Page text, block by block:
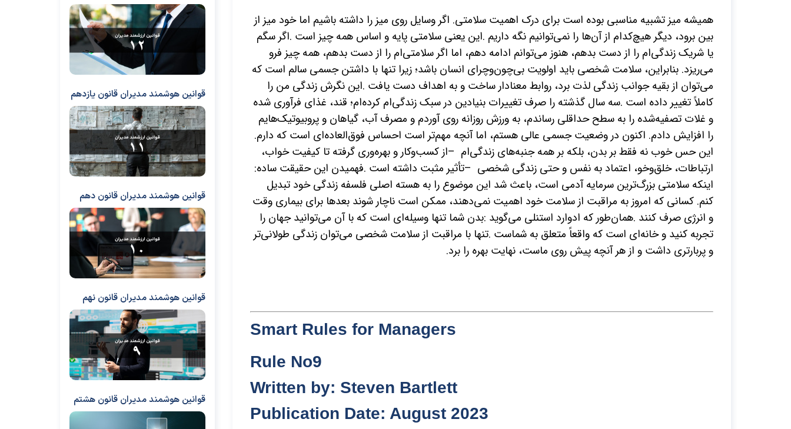
همیشه میز تشبیه مناسبی بوده است برای درک اهمیت سلامتی. اگر وسایل روی میز را داشته باشیم اما خود میز از
بین برود، دیگر هیچ‌کدام از آن‌ها را نمی‌توانیم نگه داریم .این یعنی سلامتی پایه و اساس همه چیز است .اگر سگم
یا شریک زندگی‌ام را از دست بدهم، هنوز می‌توانم ادامه دهم، اما اگر سلامتی‌ام را از دست بدهم، همه چیز فرو
می‌ریزد. بنابراین، سلامت شخصی باید اولویت بی‌چون‌وچرای انسان باشد؛ زیرا تنها با داشتن جسمی سالم است که
می‌توان از بقیه جوانب زندگی لذت برد، روابط معنادار ساخت و به اهداف دست یافت .این نگرش زندگی من را
کاملاً تغییر داده است .سه سال گذشته را صرف تغییرات بنیادین در سبک زندگی‌ام کرده‌ام؛ قند، غذای فرآوری شده
و غلات تصفیه‌شده را به سطح حداقلی رساندم، به ورزش روزانه روی آوردم و مصرف آب، گیاهان و پروبیوتیک‌هایم
را افزایش دادم. اکنون در وضعیت جسمی عالی هستم، اما آنچه مهم‌تر است احساس فوق‌العاده‌ای است که دارم.
این حس خوب نه فقط بر بدن، بلکه بر همه جنبه‌های زندگیام –از کسب‌وکار و بهرهوری گرفته تا کیفیت خواب،
ارتباطات، خلق‌وخو، اعتماد به نفس و حتی زندگی شخصی –تأثیر مثبت داشته است .فهمیدن این حقیقت ساده:
اینکه سلامتی بزرگ‌ترین سرمایه آدمی است، باعث شد این موضوع را به هسته اصلی فلسفه زندگی خود تبدیل
کنم. کسانی که امروز به مراقبت از سلامت خود اهمیت نمی‌دهند، ممکن است ناچار شوند بعدها برای بیماری وقت
و انرژی صرف کنند .همان‌طور که ادوارد استنلی می‌گوید :بدن شما تنها وسیلهای است که با آن می‌توانید جهان را
تجربه کنید و خانه‌ای است که واقعاً متعلق به شماست .تنها با مراقبت از سلامت شخصی میتوان زندگی طولانی‌تر
و پربارتری داشت و از هر آنچه پیش روی ماست، نهایت بهره را برد.
Smart Rules for Managers
Rule No9
Written by: Steven Bartlett
Publication Date: August 2023
قوانین هوشمند مدیران قانون یازدهم
قوانین هوشمند مدیران قانون دهم
قوانین هوشمند مدیران قانون نهم
قوانین هوشمند مدیران قانون هشتم